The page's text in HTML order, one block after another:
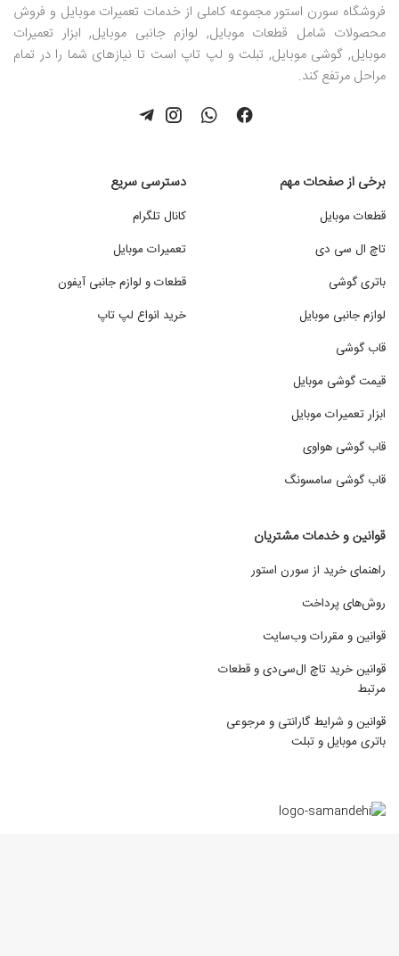
فروشگاه سورن استور مجموعه کاملی از خدمات تعمیرات موبایل و فروش
محصولات شامل قطعات موبایل, لوازم جانبی موبایل, ابزار تعمیرات
موبایل, گوشی موبایل, تبلت و لپ تاپ است تا نیازهای شما را در تمام
مراحل مرتفع کند.
برخی از صفحات مهم
قطعات موبایل
تاچ ال سی دی
باتری گوشی
لوازم جانبی موبایل
قاب گوشی
قیمت گوشی موبایل
ابزار تعمیرات موبایل
قاب گوشی هواوی
قاب گوشی سامسونگ
دسترسی سریع
کانال تلگرام
تعمیرات موبایل
قطعات و لوازم جانبی آیفون
خرید انواع لپ تاپ
قوانین و خدمات مشتریان
راهنمای خرید از سورن استور
روش‌های پرداخت
قوانین و مقررات وب‌سایت
قوانین خرید تاچ ال‌سی‌دی و قطعات
مرتبط
قوانین و شرایط گارانتی و مرجوعی
باتری موبایل و تبلت